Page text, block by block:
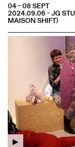
2024.09.06 - JG
MAISON SHIFT)
04 – 08 SEPT